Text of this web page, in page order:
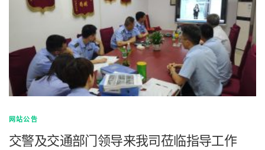
网站公告
交警及交通部门领导来我司莅临指导工作